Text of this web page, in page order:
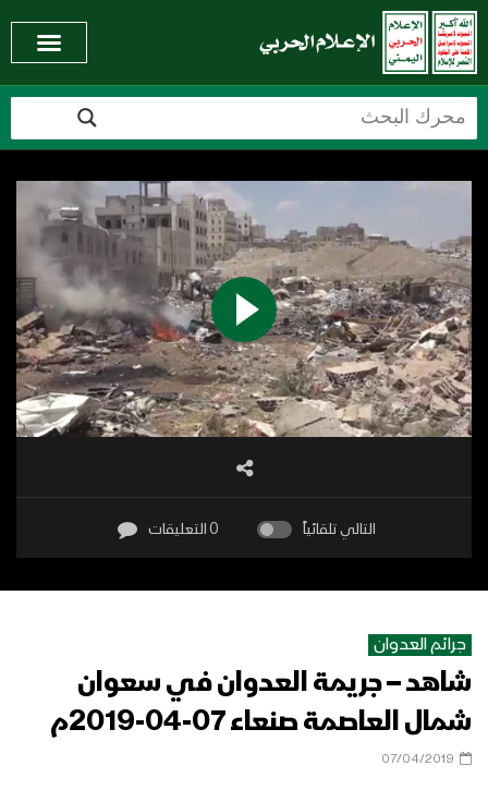
التالي تلقائياً 0 التعليقات
جرائم العدوان
شاهد – جريمة العدوان في سعوان
شمال العاصمة صنعاء 07-04-2019م
07/04/2019